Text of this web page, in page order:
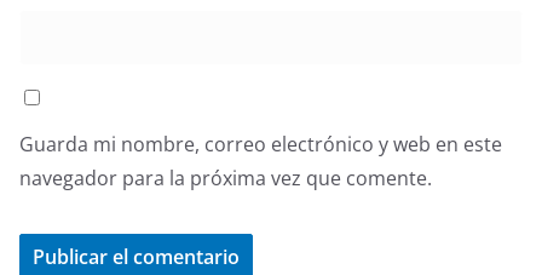
Guarda mi nombre, correo electrónico y web en este
navegador para la próxima vez que comente.